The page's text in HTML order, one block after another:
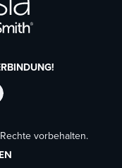
vorbehalten.